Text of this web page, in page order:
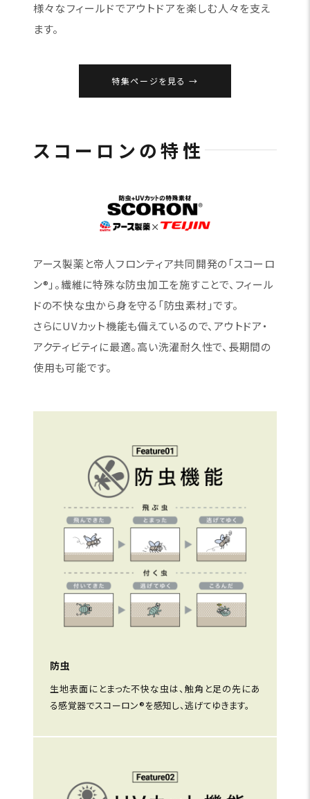
様々なフィールドでアウトドアを楽しむ人々を支え
ます。
特集ページを見る
スコーロンの特性
アース製薬と帝人フロンティア共同開発の「スコーロ
ン®」。繊維に特殊な防虫加工を施すことで、フィール
ドの不快な虫から身を守る「防虫素材」です。
さらにUVカット機能も備えているので、アウトドア・
アクティビティに最適。高い洗濯耐久性で、長期間の
使用も可能です。
防虫
生地表面にとまった不快な虫は、触角と足の先にあ
る感覚器でスコーロン®を感知し、逃げてゆきます。